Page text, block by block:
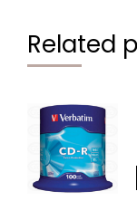
Related